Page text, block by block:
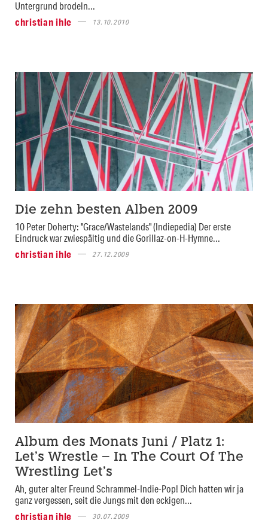
Untergrund brodeln...
christian ihle
13.10.2010
Die zehn besten Alben 2009
10 Peter Doherty: "Grace/Wastelands" (Indiepedia) Der erste
Eindruck war zwiespältig und die Gorillaz-on-H-Hymne...
christian ihle
27.12.2009
Album des Monats Juni / Platz 1:
Let’s Wrestle – In The Court Of The
Wrestling Let’s
Ah, guter alter Freund Schrammel-Indie-Pop! Dich hatten wir ja
ganz vergessen, seit die Jungs mit den eckigen...
christian ihle
30.07.2009